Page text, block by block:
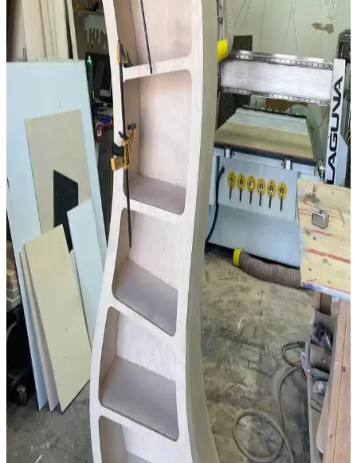
Açık Plan Ev Tasarımının Avantajları,
Dezavantajları ve Tasarım Önerileri
Açık plan ev tasarımı, geniş ve aydınlık yaşam alanları sunarken
gürültü, mahremiyet ve koku sorunları yaratabilir. Tasarımda bölücü
kapılar ve havalandırma sistemleriyle denge sağlanabilir.
Geleneksel Ahşap İşçiliğiyle Masif Ahşap Masa
Yapımında Klasik Birleştirme Teknikleri
Geleneksel el aletleri ve klasik birleştirme yöntemleri kullanılarak
meşe ve ceviz malzemelerle yapılan masif ahşap masa, dayanıklılık
ve estetiği bir arada sunar. Buhar bükme ve el işçiliği detayları öne
çıkar.
Dar Banyolar İçin Alan Kullanımı ve Yenileme
Yöntemleri: Pratik Çözümler ve Maliyetler
Dar banyolarda alan kullanımı, yapısal değişiklikler ve estetik
iyileştirmelerle kullanım konforu artırılabilir. Maliyet ve tesisat
durumu önemli etkenlerdir.
Kaplama ve Masif Ahşap Arasındaki Temel Farklar
ve Mobilya Seçiminde Önemi
Kaplama ve masif ahşap arasındaki farklar, dayanıklılık ve estetik
açısından mobilya seçiminde kritik rol oynar. Damar yönü, ağırlık ve
zımparalama gibi özelliklerle kaplama kolayca ayırt edilir.